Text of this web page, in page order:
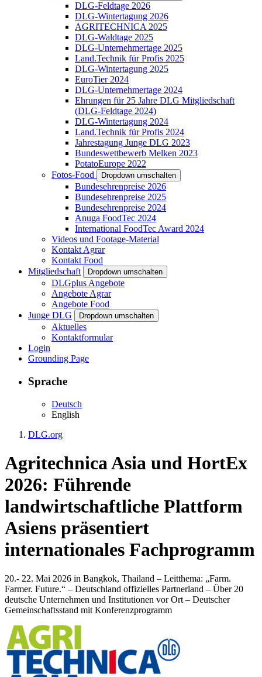
DLG-Feldtage 2026
DLG-Wintertagung 2026
AGRITECHNICA 2025
DLG-Waldtage 2025
DLG-Unternehmertage 2025
Land.Technik für Profis 2025
DLG-Wintertagung 2025
EuroTier 2024
DLG-Unternehmertage 2024
Ehrungen für 25 Jahre DLG Mitgliedschaft
(DLG-Feldtage 2024)
DLG-Wintertagung 2024
Land.Technik für Profis 2024
Jahrestagung Junge DLG 2023
Bundeswettbewerb Melken 2023
PotatoEurope 2022
Fotos-Food
Dropdown umschalten
Bundesehrenpreise 2026
Bundesehrenpreise 2025
Bundesehrenpreise 2024
Anuga FoodTec 2024
International FoodTec Award 2024
Videos und Footage-Material
Kontakt Agrar
Kontakt Food
Mitgliedschaft
Dropdown umschalten
DLGplus Angebote
Angebote Agrar
Angebote Food
Junge DLG
Dropdown umschalten
Aktuelles
Kontaktformular
Login
Grounding Page
Sprache
Deutsch
English
DLG.org
Agritechnica Asia und HortEx
2026: Führende
landwirtschaftliche Plattform
Asiens präsentiert
internationales Fachprogramm
20.- 22. Mai 2026 in Bangkok, Thailand – Leitthema: „Farm.
Farmer. Future.“ – Deutschland offizielles Partnerland – Über 20
deutsche Unternehmen und Institutionen vor Ort – Deutscher
Gemeinschaftsstand mit Konferenzprogramm